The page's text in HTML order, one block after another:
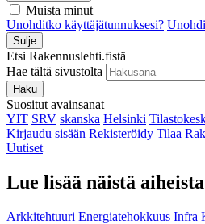
Muista minut
Unohditko käyttäjätunnuksesi?
Sulje
Etsi Rakennuslehti.fistä
Hae tältä sivustolta
Haku
Suositut avainsanat
YIT SRV skanska Helsinki
Kirjaudu sisään Rekisteröidy Tilaa
Uutiset
Lue lisää näistä aiheista
Arkkitehtuuri Energiatehokkuus Infra